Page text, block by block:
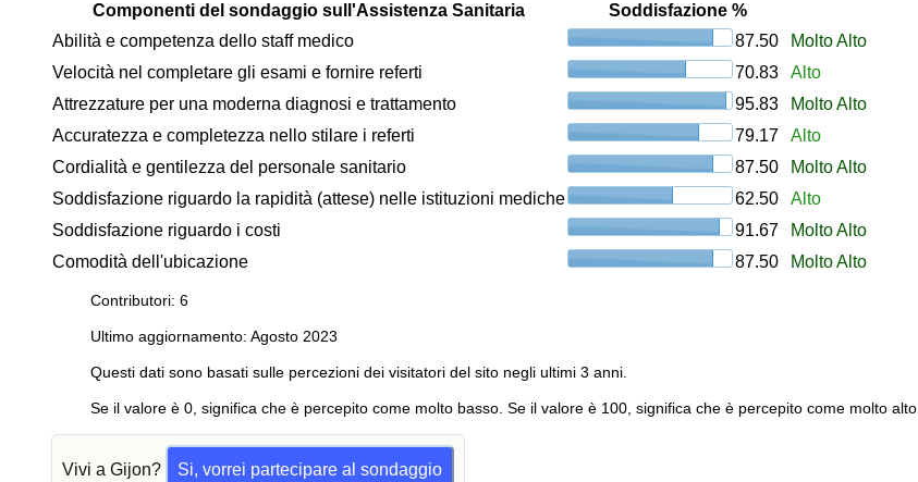
Componenti del sondaggio sull'Assistenza Sanitaria
Soddisfazione %
Abilità e competenza dello staff medico
87.50
Molto Alto
Velocità nel completare gli esami e fornire referti
70.83
Alto
Attrezzature per una moderna diagnosi e trattamento
95.83
Molto Alto
Accuratezza e completezza nello stilare i referti
79.17
Alto
Cordialità e gentilezza del personale sanitario
87.50
Molto Alto
Soddisfazione riguardo la rapidità (attese) nelle istituzioni mediche
62.50
Alto
Soddisfazione riguardo i costi
91.67
Molto Alto
Comodità dell'ubicazione
87.50 Molto Alto
Contributori: 6
Ultimo aggiornamento: Agosto 2023
Questi dati sono basati sulle percezioni dei visitatori del sito negli ultimi 3 anni.
Se il valore è 0, significa che è percepito come molto basso. Se il valore è 100, significa che è percepito come molto alto.
Vivi a Gijon? Si, vorrei partecipare al sondaggio